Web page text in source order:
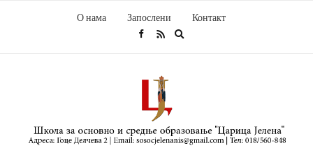
О нама Запослени Контакт